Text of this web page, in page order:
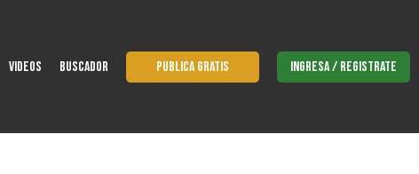
VIDEOS BUSCADOR PUBLICA GRATIS INGRESA / REGISTRATE